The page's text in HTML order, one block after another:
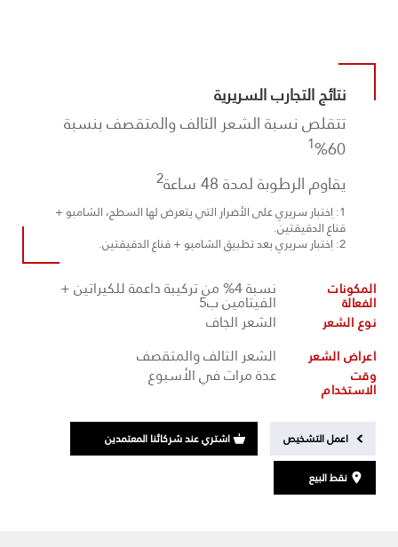
نتائج التجارب السريرية
تتقلص نسبة الشعر التالف والمتقصف بنسبة
60%
1
يقاوم الرطوبة لمدة 48 ساعة 2
1: اِختبار سريري على الأضرار التي يتعرض لها السطح، الشامبو +
قناع الدقيقتين.
2: اِختبار سريري بعد تطبيق الشامبو + قناع الدقيقتين.
المكونات
الفعالة
نسبة 4% من تركيبة داعمة للكيراتين +
الفيتامين ب5
نوع الشعر الشعر الجاف
اعراض الشعر الشعر التالف والمتقصف
وقت
الاستخدام
عدة مرات في الأسبوع
اعمل التشخيص
اشتري عند شركائنا المعتمدين
نقط البيع